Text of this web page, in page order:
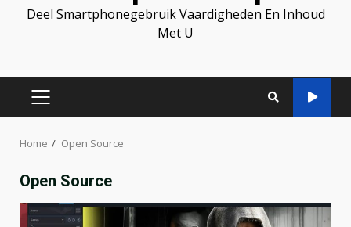
Deel Smartphonegebruik Vaardigheden En Inhoud
Met U
PRIMARY
Home Open Source
Open Source